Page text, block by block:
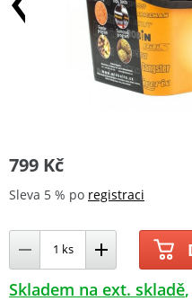
799 Kč
Sleva 5 % po registraci
Skladem na ext. skladě